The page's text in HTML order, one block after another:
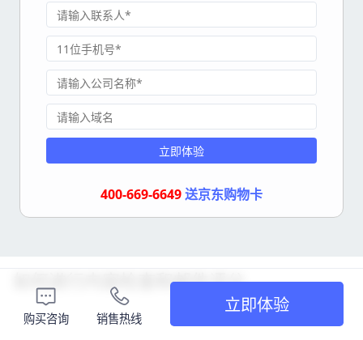
立即体验
400-669-6649送京东购物卡
如何进行内容检查和邮件评分
购买咨询 销售热线
立即体验